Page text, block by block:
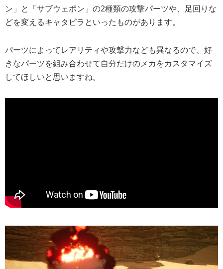
ン」と「サブウェポン」の2種類の攻撃パーツや、足回りな
どを変えるキャタピラといったものがあります。
パーツによってレアリティや攻撃力なども異なるので、好
きなパーツを組み合わせて自分だけのメカをカスタマイズ
してほしいと思いますね。